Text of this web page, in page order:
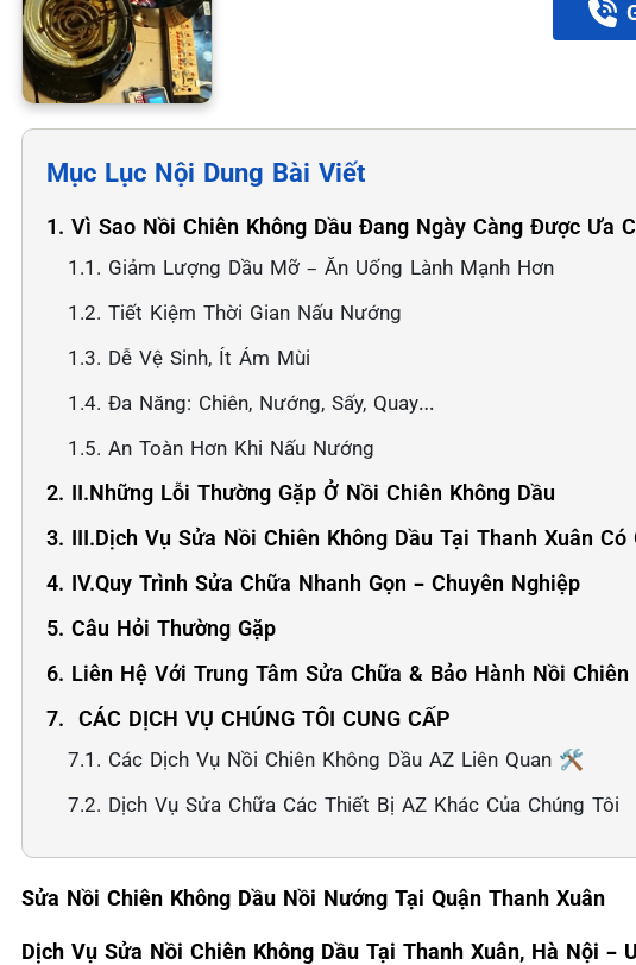
Mục Lục Nội Dung Bài Viết
1. Vì Sao Nồi Chiên Không Dầu Đang Ngày Càng Được Ưa
1.1. Giảm Lượng Dầu Mỡ – Ăn Uống Lành Mạnh Hơn
1.2. Tiết Kiệm Thời Gian Nấu Nướng
1.3. Dễ Vệ Sinh, Ít Ám Mùi
1.4. Đa Năng: Chiên, Nướng, Sấy, Quay…
1.5. An Toàn Hơn Khi Nấu Nướng
2. II.Những Lỗi Thường Gặp Ở Nồi Chiên Không Dầu
3. III.Dịch Vụ Sửa Nồi Chiên Không Dầu Tại Thanh Xuân Có
4. IV.Quy Trình Sửa Chữa Nhanh Gọn – Chuyên Nghiệp
5. Câu Hỏi Thường Gặp
6. Liên Hệ Với Trung Tâm Sửa Chữa & Bảo Hành Nồi Chiên
7. ️ CÁC DỊCH VỤ CHÚNG TÔI CUNG CẤP
7.1. Các Dịch Vụ Nồi Chiên Không Dầu AZ Liên Quan 🛠️
7.2. Dịch Vụ Sửa Chữa Các Thiết Bị AZ Khác Của Chúng Tôi
Sửa Nồi Chiên Không Dầu Nồi Nướng Tại Quận Thanh Xuân
Dịch Vụ Sửa Nồi Chiên Không Dầu Tại Thanh Xuân, Hà Nội –